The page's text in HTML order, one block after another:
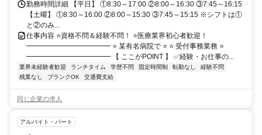
勤務時間詳細 【平日】 ①8:30～17:00 ②8:00～16:30 ③7:45～16:15
【土曜】 ①8:30～16:00 ②8:00～15:30 ③7:45～15:15 ※シフトは①
と②のみ...
仕事内容 ⭐資格不問＆経験不問！ ⭐医療業界初心者歓迎！
━━━━━━━━━━━━ ⭐ 某有名病院で ⭐ ⭐ 受付事務業務 ⭐
━━━━━━━━━━━━ 【 ここがPOINT 】 ✅経験・お仕事の...
業界未経験者歓迎 ランチタイム 学歴不問 固定時間制 転勤なし
経験不問
残業なし
ブランクOK 交通費支給
同じ企業の求人
アルバイト・パート